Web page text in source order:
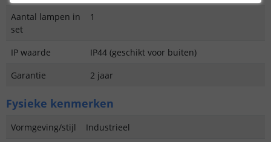
Aantal lampen in
set
1
IP waarde
IP44 (geschikt voor buiten)
Garantie
2 jaar
Fysieke kenmerken
Vormgeving/stijl
Industrieel